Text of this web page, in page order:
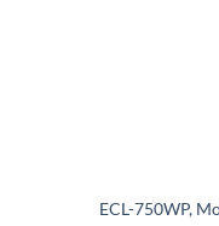
ECL-750WP,